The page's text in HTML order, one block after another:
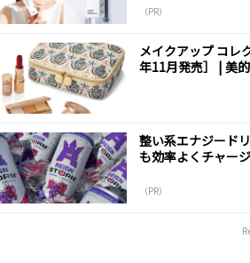
（PR）
メイクアップ コレ
年11月発売］ | 美
整い系エナジード
も効率よくチャージ
（PR）